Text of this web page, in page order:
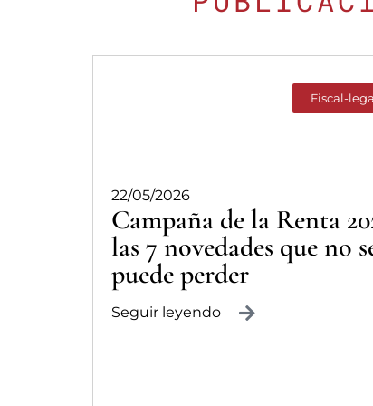
Fiscal-
22/05/2026
Campaña de la Renta
las 7 novedades que no
puede perder
Seguir leyendo